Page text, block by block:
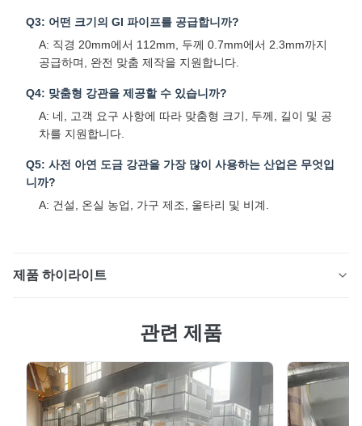
Q3: 어떤 크기의 GI 파이프를 공급합니까?
A: 직경 20mm에서 112mm, 두께 0.7mm에서 2.3mm까지
공급하며, 완전 맞춤 제작을 지원합니다.
Q4: 맞춤형 강관을 제공할 수 있습니까?
A: 네, 고객 요구 사항에 따라 맞춤형 크기, 두께, 길이 및 공
차를 지원합니다.
Q5: 사전 아연 도금 강관을 가장 많이 사용하는 산업은 무엇입
니까?
A: 건설, 온실 농업, 가구 제조, 울타리 및 비계.
제품 하이라이트
튜브제품 설명사전 아연 도금 강관은 아연 도금 강대에서
팅과 안정적인 기계적 성능을 갖춘 이 파이프는 건설, 비계,
온실 시스템 및 가구 제조에 널리 사용됩니다.주요 특징부
식 방지를 위한 균일한 아연 코팅추가 가공에 적합한 매끄
관련 제품